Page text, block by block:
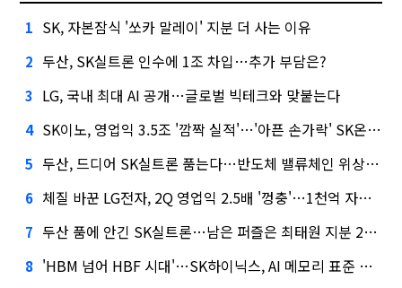
1 SK, 자본잠식 '쏘카 말레이' 지분 더 사는 이유
2 두산, SK실트론 인수에 1조 차입…추가 부담은?
3 LG, 국내 최대 AI 공개…글로벌 빅테크와 맞붙는다
4 SK이노, 영업익 3.5조 '깜짝 실적'…'아픈 손가락' SK온의 반전
5 두산, 드디어 SK실트론 품는다…반도체 밸류체인 위상 강화
6 체질 바꾼 LG전자, 2Q 영업익 2.5배 '껑충'…1천억 자사주 태운다
7 두산 품에 안긴 SK실트론…남은 퍼즐은 최태원 지분 29.4%
8 'HBM 넘어 HBF 시대'…SK하이닉스, AI 메모리 표준 선점 나섰다